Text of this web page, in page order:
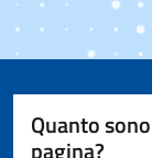
Quanto
pagina?